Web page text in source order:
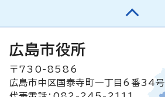
広島市役所
〒730-8586
広島市中区国泰寺町一丁目6番34号